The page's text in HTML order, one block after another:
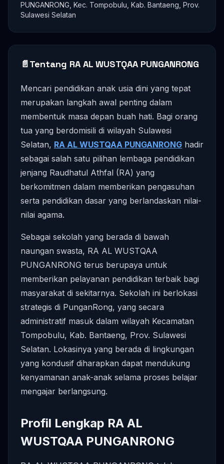
PUNGANRONG, Kec. Tompobulu, Kab. Bantaeng, Prov.
Sulawesi Selatan
📄Tentang RA AL WUSTQAA PUNGANRONG
Mencari pendidikan anak usia dini yang tepat
merupakan langkah awal penting dalam
membentuk masa depan buah hati. Bagi orang
tua yang berdomisili di wilayah Sulawesi
Selatan, RA AL WUSTQAA PUNGANRONG hadir
sebagai salah satu pilihan lembaga pendidikan
jenjang Raudhatul Athfal (RA) yang
berkomitmen dalam memberikan pengasuhan
serta pendidikan dasar yang berlandaskan nilai-
nilai agama.
Sebagai sekolah yang berada di bawah
naungan swasta, RA AL WUSTQAA
PUNGANRONG terus berupaya untuk
memberikan pelayanan pendidikan terbaik bagi
masyarakat di sekitarnya. Sekolah ini berlokasi
strategis di PunganRong, yang secara
administratif masuk dalam wilayah Kecamatan
Tompobulu, Kab. Bantaeng, Prov. Sulawesi
Selatan. Lokasinya yang berada di lingkungan
yang kondusif diharapkan dapat mendukung
kenyamanan anak-anak selama proses belajar
mengajar berlangsung.
Profil Lengkap RA AL
WUSTQAA PUNGANRONG